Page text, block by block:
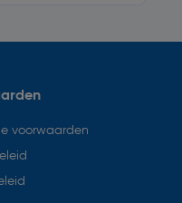
voorwaarden